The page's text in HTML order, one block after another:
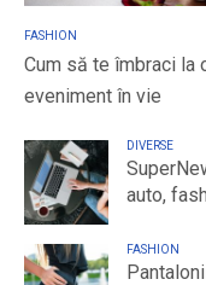
FASHION
Cum să te îmbraci la
eveniment în vie
DIVERSE
auto,
FASHION